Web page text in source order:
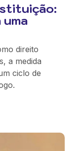
direito
a medida
ciclo de